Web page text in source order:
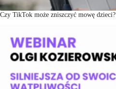
Czy TikTok może zniszczyć mowę dzieci?